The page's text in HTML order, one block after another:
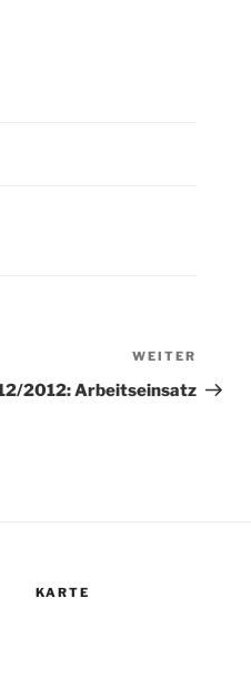
Beitrag
WEITER
2012: Arbeitseinsatz
KARTE